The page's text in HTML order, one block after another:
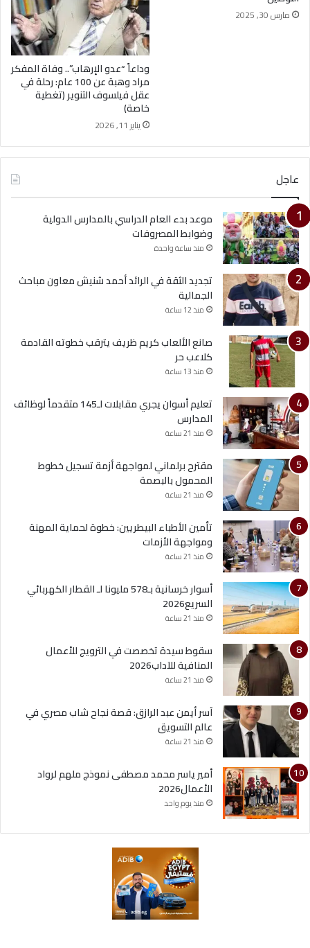
مارس 30, 2025
وداعاً “عدو الإرهاب”.. وفاة المفكر
مراد وهبة عن 100 عام: رحلة في
عقل فيلسوف التنوير (تغطية
خاصة)
يناير 11, 2026
عاجل
موعد بدء العام الدراسي بالمدارس الدولية
وضوابط المصروفات
منذ ساعة واحدة
تجديد الثقة في الرائد أحمد شنيش معاون مباحث
الجمالية
منذ 12 ساعة
صانع الألعاب كريم ظريف يترقب خطوته القادمة
كلاعب حر
منذ 13 ساعة
تعليم أسوان يجري مقابلات لـ145 متقدماً لوظائف
المدارس
منذ 21 ساعة
مقترح برلماني لمواجهة أزمة تسجيل خطوط
المحمول بالبصمة
منذ 21 ساعة
تأمين الأطباء البيطريين: خطوة لحماية المهنة
ومواجهة الأزمات
منذ 21 ساعة
أسوار خرسانية بـ578 مليونا لـ القطار الكهربائي
السريع2026
منذ 21 ساعة
سقوط سيدة تخصصت في الترويج للأعمال
المنافية للآداب2026
منذ 21 ساعة
آسر أيمن عبد الرازق: قصة نجاح شاب مصري في
عالم التسويق
منذ 21 ساعة
أمير ياسر محمد مصطفى نموذج ملهم لرواد
الأعمال2026
منذ يوم واحد